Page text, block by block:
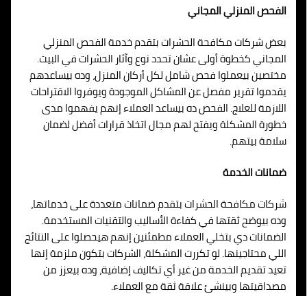
الفحص المنزلي المجاني
بعض شركات مكافحة الحشرات بتقدم خدمة الفحص المنزلي
المجاني كخطوة أولى عشان تحدد نوع وآثار الحشرات في البيت.
مختصين بيعملوا فحص شامل لكل أركان المنزل، وده بيساعدهم
يقدموا تقرير مفصل عن المشاكل الموجودة ويوفروا الاقتراحات
اللازمة للعلاج. الفحص ده بيساعد العملاء إنهم يفهموا مدى
خطورة المشكلة ويفتح لهم مجال اتخاذ قرارات أفضل لضمان
سلامة بيتهم.
ضمانات الخدمة
شركات مكافحة الحشرات بتقدم ضمانات متعددة على خدماتها،
وده بيوضح ثقتها في كفاءة الأساليب والتقنيات المستخدمة.
الضمانات دي بتخلي العملاء مطمئنين إنهم هيحصلوا على النتائج
اللي محتاجينها. لو تكررت المشكلة، الشركات بتكون ملزمة إنها
تعيد تقديم الخدمة من غير أي تكاليف إضافية، وده بيعزز من
مصداقيتها وبينشئ علاقة ثقة مع العملاء.